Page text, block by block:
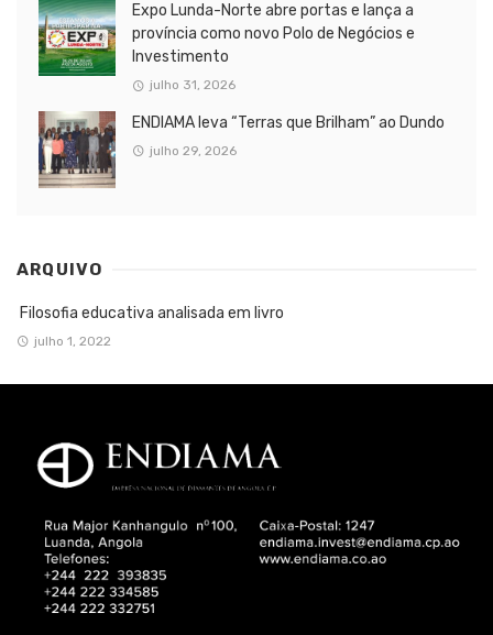
Expo Lunda-Norte abre portas e lança a
província como novo Polo de Negócios e
Investimento
julho 31, 2026
ENDIAMA leva “Terras que Brilham” ao Dundo
julho 29, 2026
ARQUIVO
Filosofia educativa analisada em livro
julho 1, 2022